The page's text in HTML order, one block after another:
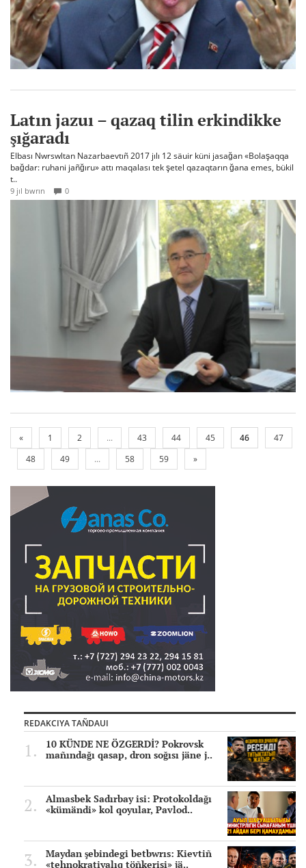
Latın jazuı – qazaq tilin erkindikke
şığaradı
Elbası Nwrswltan Nazarbaevtıñ 2017 jılı 12 säuir küni jasağan «Bolaşaqqa
bağdar: ruhani jañğıru» attı maqalası tek şetel qazaqtarın ğana emes, bükil
t..
9 jıl bwrın 0
« 1 2 ... 43 44 45 46
47
48
49 ... 58 59 »
REDAKCIYA TAÑDAUI
10 KÜNDE NE ÖZGERDİ? Pokrovsk
mañındağı qasap, dron soğısı jäne j..
Almasbek Sadırbay isi: Protokoldağı
«kümändi» kol qoyular, Pavlod..
Maydan şebindegi betbwrıs: Kievtiñ
«tehnokratiyalıq töñkerisi» jä..